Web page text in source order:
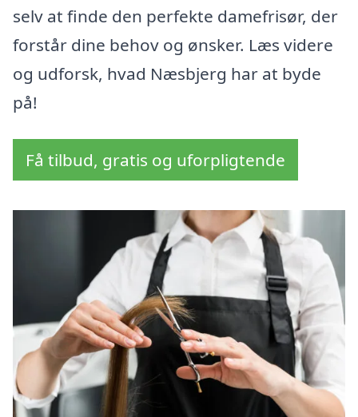
selv at finde den perfekte damefrisør, der
forstår dine behov og ønsker. Læs videre
og udforsk, hvad Næsbjerg har at byde
på!
Få tilbud, gratis og uforpligtende